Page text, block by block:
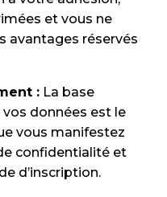
et vous ne
avantages réservés
: La base
données est le
vous manifestez
confidentialité et
d’inscription.